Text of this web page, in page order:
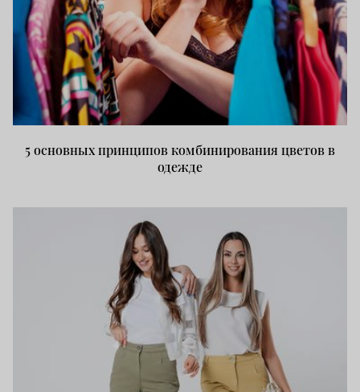
5 основных принципов комбинирования цветов в
одежде